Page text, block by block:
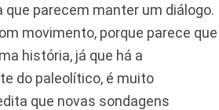
parecem manter um diálogo.
movimento, porque parece que
história, já que há a
do paleolítico, é muito
que novas sondagens